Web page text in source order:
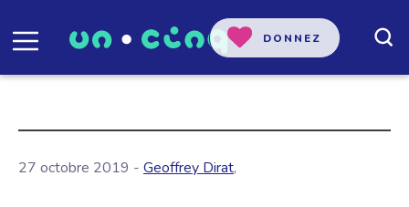
DONNEZ
27 octobre 2019 - Geoffrey Dirat,